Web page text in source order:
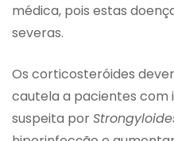
médica, pois estas
severas.
Os corticosteróides
cautela a pacientes com
suspeita por